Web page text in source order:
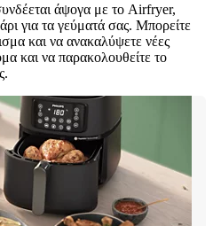
άψογα με το Airfryer,
για τα γεύματά σας. Μπορείτε
και να ανακαλύψετε νέες
και να παρακολουθείτε το